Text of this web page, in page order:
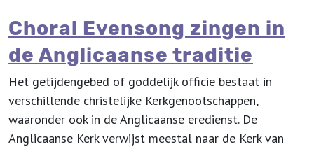
Choral Evensong zingen in
de Anglicaanse traditie
Het getijdengebed of goddelijk officie bestaat in
verschillende christelijke Kerkgenootschappen,
waaronder ook in de Anglicaanse eredienst. De
Anglicaanse Kerk verwijst meestal naar de Kerk van